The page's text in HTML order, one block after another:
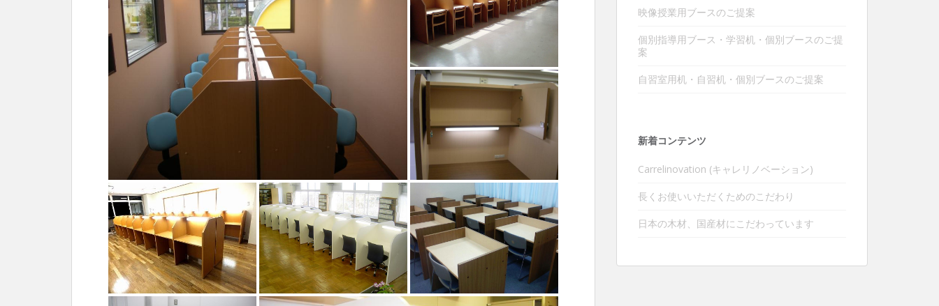
映像授業用ブースのご提案
個別指導用ブース・学習机・個別ブースのご提
案
自習室用机・自習机・個別ブースのご提案
新着コンテンツ
Carrelinovation (キャレリノベーション)
長くお使いいただくためのこだわり
日本の木材、国産材にこだわっています